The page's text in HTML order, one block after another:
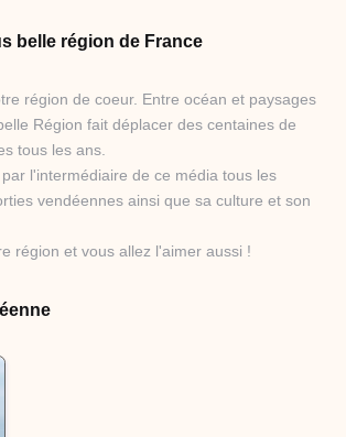
belle région de France
région de coeur. Entre océan et paysages
Région fait déplacer des centaines de
tous les ans.
l'intermédiaire de ce média tous les
vendéennes ainsi que sa culture et son
région et vous allez l'aimer aussi !